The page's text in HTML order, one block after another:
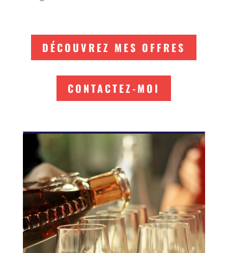
DÉCOUVREZ MES OFFRES
CONTACTEZ-MOI